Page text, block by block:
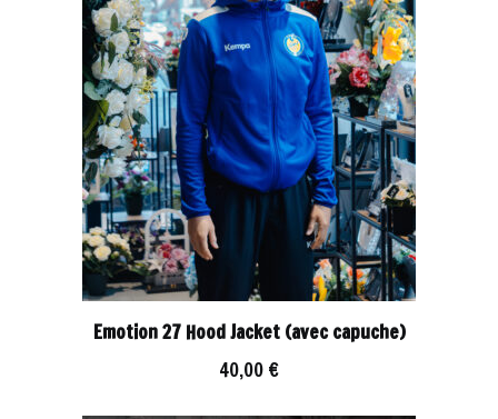
Emotion 27 Hood Jacket (avec capuche)
40,00 €